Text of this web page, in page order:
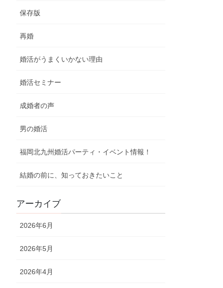
保存版
再婚
婚活がうまくいかない理由
婚活セミナー
成婚者の声
男の婚活
福岡北九州婚活パーティ・イベント情報！
結婚の前に、知っておきたいこと
アーカイブ
2026年6月
2026年5月
2026年4月